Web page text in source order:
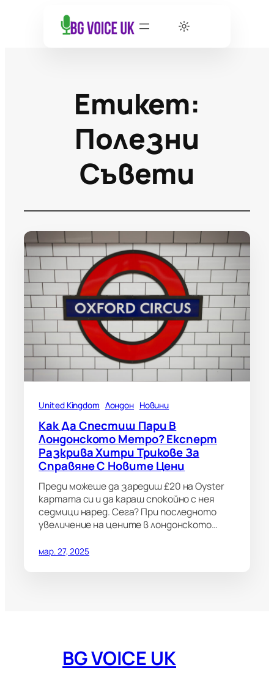
Етикет:
Полезни
Съвети
United Kingdom Лондон Новини
Как Да Спестиш Пари В
Лондонското Метро? Експерт
Разкрива Хитри Трикове За
Справяне С Новите Цени
Преди можеше да заредиш £20 на Oyster
картата си и да караш спокойно с нея
седмици наред. Сега? При последното
увеличение на цените в лондонското…
мар. 27, 2025
BG VOICE UK